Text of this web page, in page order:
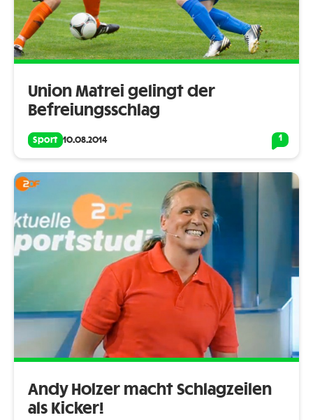
Union Matrei gelingt der
Befreiungsschlag
Sport 10.08.2014 1
Andy Holzer macht Schlagzeilen
als Kicker!